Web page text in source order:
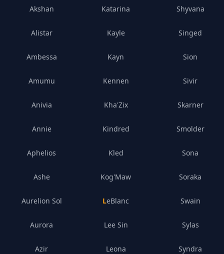
Akshan
Alistar
Ambessa
Amumu
Anivia
Annie
Aphelios
Ashe
Aurelion Sol
Aurora
Azir
Katarina
Kayle
Kayn
Kennen
Kha'Zix
Kindred
Kled
Kog'Maw
LeBlanc
Lee Sin
Leona
Shyvana
Singed
Sion
Sivir
Skarner
Smolder
Sona
Soraka
Swain
Sylas
Syndra